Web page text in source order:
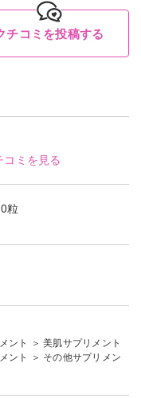
チコミを投稿する
コミを見る
粒
ント ＞美肌サプリメント
ント ＞ その他サプリメン